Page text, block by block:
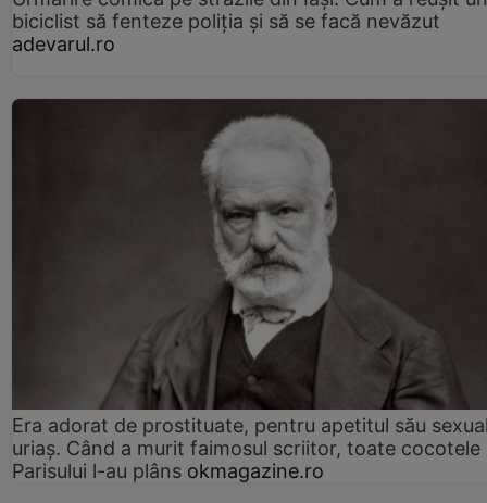
biciclist să fenteze poliția și să se facă nevăzut
adevarul.ro
Era adorat de prostituate, pentru apetitul său
uriaș. Când a murit faimosul scriitor, toate cocotele
Parisului l-au plâns okmagazine.ro